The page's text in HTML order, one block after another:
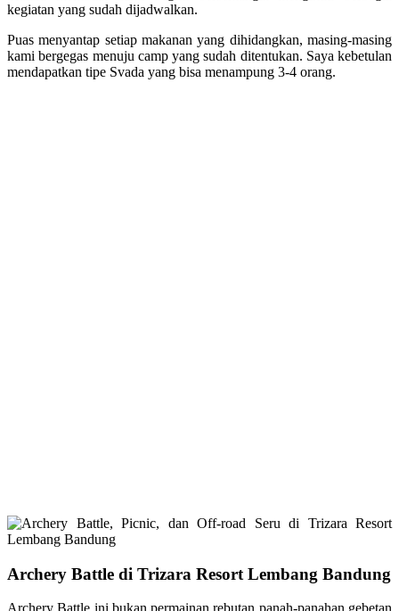
kegiatan yang sudah dijadwalkan.
Puas menyantap setiap makanan yang dihidangkan, masing-masing
kami bergegas menuju camp yang sudah ditentukan. Saya kebetulan
mendapatkan tipe Svada yang bisa menampung 3-4 orang.
Archery Battle di Trizara Resort Lembang Bandung